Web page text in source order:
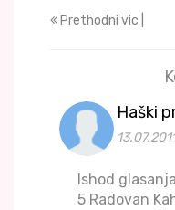
Prethodni vic |
Haški
Ishod
5 Radovan